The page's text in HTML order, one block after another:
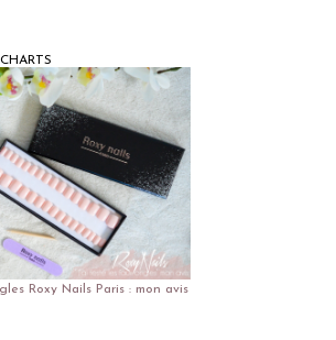
Roxy Nails Paris : mon avis